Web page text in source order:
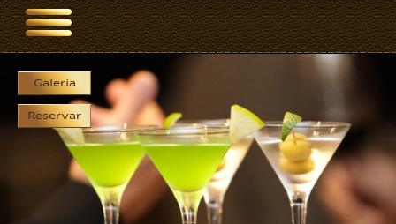
Galeria
Reservar